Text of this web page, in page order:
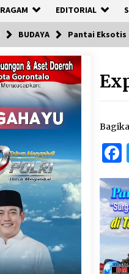
RAGAM EDITORIAL
BUDAYA Pantai Eksotis